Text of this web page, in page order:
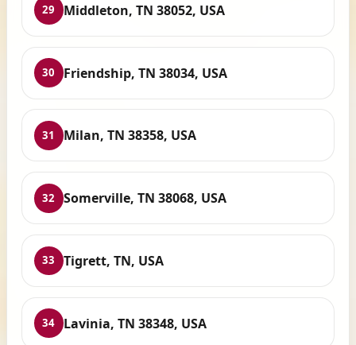
29 Middleton, TN 38052, USA
30 Friendship, TN 38034, USA
31 Milan, TN 38358, USA
32 Somerville, TN 38068, USA
33 Tigrett, TN, USA
34 Lavinia, TN 38348, USA